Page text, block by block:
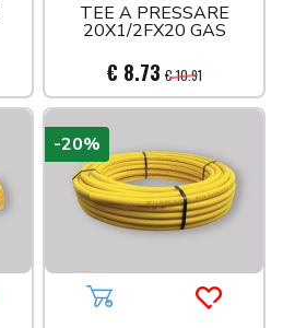
TEE A PRESSARE
20X1/2FX20 GAS
€ 8.73 € 10.91
più tardiAggiungi al carrello
-20%